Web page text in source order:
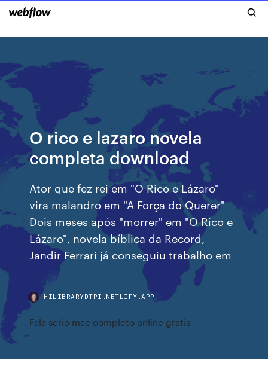
O rico e lazaro novela
completa download
Ator que fez rei em "O Rico e Lázaro"
vira malandro em "A Força do Querer"
Dois meses após "morrer" em "O Rico e
Lázaro", novela bíblica da Record,
Jandir Ferrari já conseguiu trabalho em
HILIBRARYDTPI.NETLIFY.APP
Fala serio mae completo online gratis